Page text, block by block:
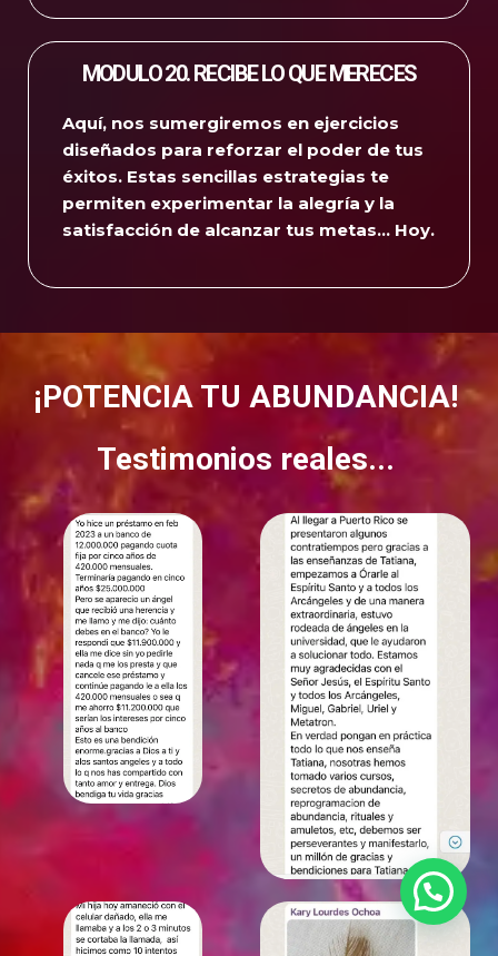
MODULO 20. RECIBE LO QUE MERECES
Aquí, nos sumergiremos en ejercicios
diseñados para reforzar el poder de tus
éxitos. Estas sencillas estrategias te
permiten experimentar la alegría y la
satisfacción de alcanzar tus metas… Hoy.
¡POTENCIA TU ABUNDANCIA! ​
Testimonios reales... ​